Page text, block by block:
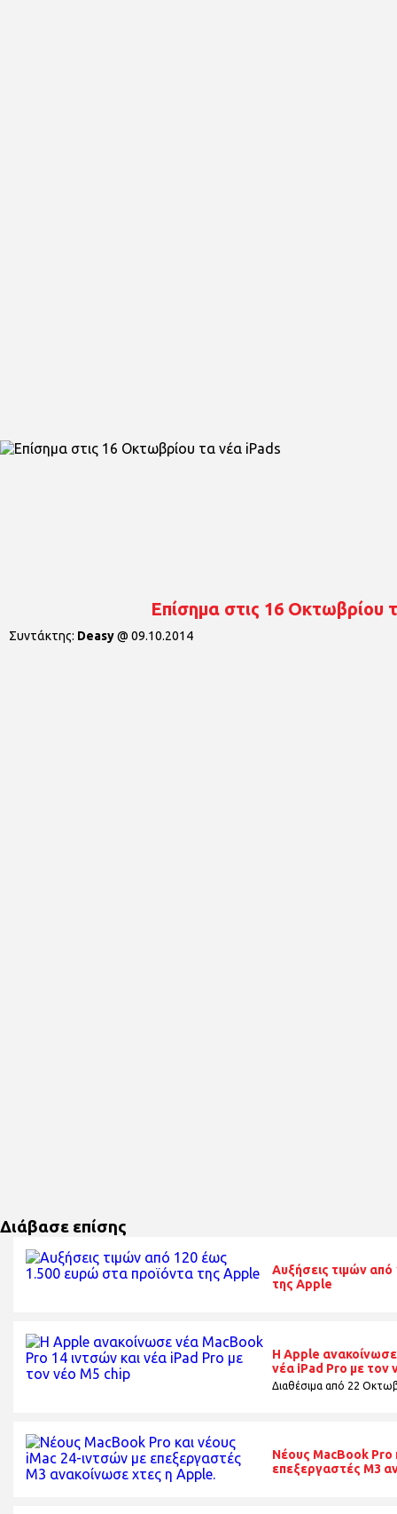
Επίσημα στις 16 Οκτωβρίου
Συντάκτης: Deasy@ 09.10.2014
Διάβασε επίσης
Αυξήσεις τιμών
της Apple
Η Apple
νέα iPad Pro με τον
Διαθέσιμα από 22
Νέους MacBook Pro
επεξεργαστές Μ3